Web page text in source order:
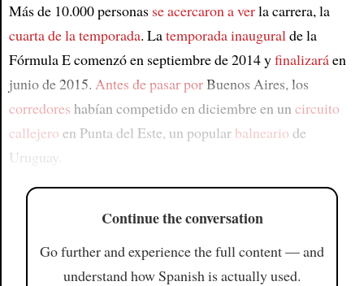
Article
Más de 10.000 personas se acercaron a verla carrera, la
cuarta de la temporada. Latemporada inauguralde la
Fórmula E comenzó en septiembre de 2014 yfinalizaráen
junio de 2015. Antes de pasar porBuenos Aires, los
corredores habían competido en diciembre en un circuito
callejero en Punta del Este, un popular balneario de
Uruguay.
Continue the conversation
Go further and experience the full content — and
understand how Spanish is actually used.